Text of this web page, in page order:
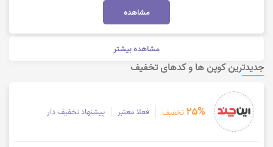
مشاهده
مشاهده بیشتر
جدیدترین کوپن ها و کدهای تخفیف
25% تخفیف فعلا معتبر پیشنهاد تخفیف دار